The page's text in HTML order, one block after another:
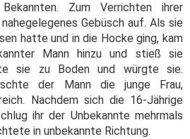
Zum Verrichten ihrer
Gebüsch auf. Als sie
hatte und in die Hocke ging, kam
Mann hinzu und stieß sie
sie zu Boden und würgte sie.
der Mann die junge Frau,
Nachdem sich die 16-Jährige
ihr der Unbekannte mehrmals
in unbekannte Richtung.